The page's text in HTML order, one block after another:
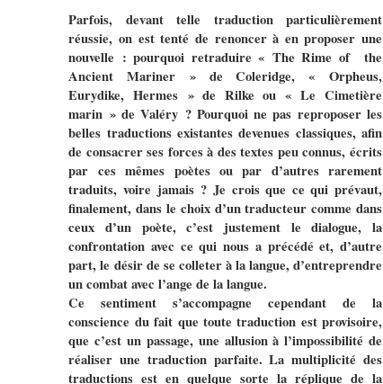
Parfois, devant telle traduction particulièrement
réussie, on est tenté de renoncer à en proposer une
nouvelle : pourquoi retraduire « The Rime of
the
Ancient Mariner » de Coleridge, « Orpheus,
Eurydike, Hermes » de Rilke ou « Le Cimetière
marin » de Valéry ? Pourquoi ne pas reproposer les
belles traductions existantes devenues classiques, afin
de consacrer ses forces à des textes peu connus, écrits
par ces mêmes poètes ou par d’autres rarement
traduits, voire jamais ? Je crois que ce qui prévaut,
finalement, dans le choix d’un traducteur comme dans
ceux d’un poète, c’est justement le dialogue, la
confrontation avec ce qui nous a précédé et, d’autre
part, le désir de se colleter à la langue, d’entreprendre
un combat avec l’ange de la langue.
Ce sentiment s’accompagne cependant de la
conscience du fait que toute traduction est provisoire,
que c’est un passage, une allusion à l’impossibilité de
réaliser une traduction parfaite. La multiplicité des
traductions est en quelque sorte la réplique de la